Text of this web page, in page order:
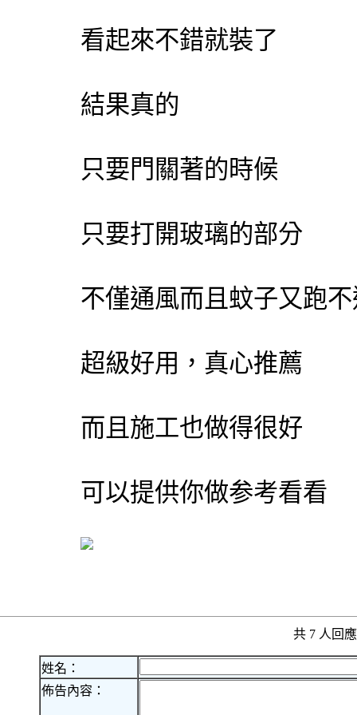
看起來不錯就裝了
結果真的
只要門關著的時候
只要打開玻璃的部分
不僅通風而且蚊子又跑
超級好用，真心推薦
而且施工也做得很好
可以提供你做参考看看
共 7 人回
姓名：
佈告內容：